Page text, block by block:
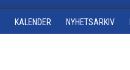
KALENDER NYHETSARKIV